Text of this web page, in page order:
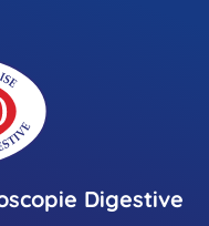
Digestive